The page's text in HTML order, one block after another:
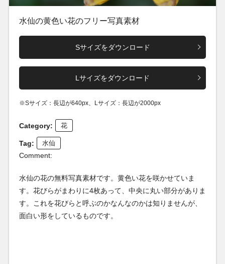
水仙の黄色い花のフリー写真素材
Sサイズをダウンロード
Lサイズをダウンロード
※Sサイズ：長辺が640px、Lサイズ：長辺が2000px
Category: 花
Tag: 水仙
Comment:
水仙の花の無料写真素材です。黄色い花を咲かせていま
す。花びらがまわりに4枚あって、中央に丸い部分がありま
す。これを花びらと呼ぶのかなんなのかは知りませんが、
面白い形をしているものです。